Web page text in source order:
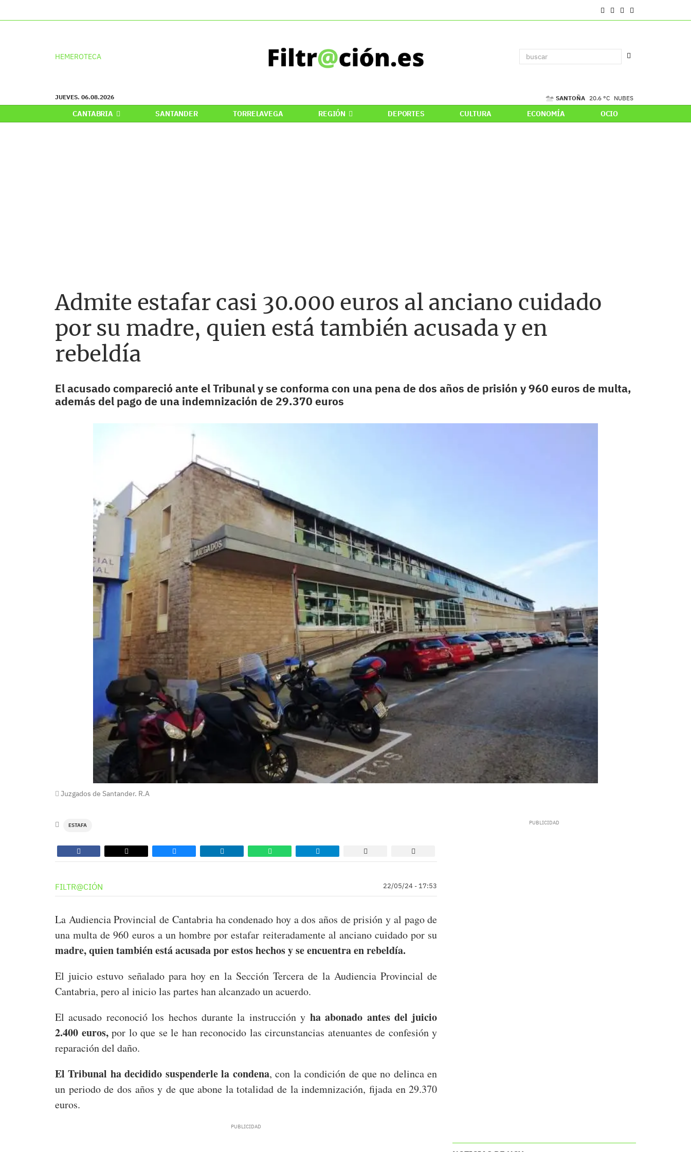
HEMEROTECA
JUEVES. 06.08.2026 SANTOÑA 20.6 °C NUBES
CANTABRIA SANTANDER TORRELAVEGA REGIÓN DEPORTES CULTURA ECONOMÍA OCIO
Admite estafar casi 30.000 euros al anciano cuidado
por su madre, quien está también acusada y en
rebeldía
El acusado compareció ante el Tribunal y se conforma con una pena de dos años de prisión y 960 euros de multa,
además del pago de una indemnización de 29.370 euros
Juzgados de Santander. R.A
ESTAFA
FILTR@CIÓN 22/05/24 - 17:53
La Audiencia Provincial de Cantabria ha condenado hoy a dos años de prisión y al pago de
una multa de 960 euros a un hombre por estafar reiteradamente al anciano cuidado por su
madre, quien también está acusada por estos hechos y se encuentra en rebeldía.
El juicio estuvo señalado para hoy en la Sección Tercera de la Audiencia Provincial de
Cantabria, pero al inicio las partes han alcanzado un acuerdo.
El acusado reconoció los hechos durante la instrucción y ha abonado antes del juicio
2.400 euros,por lo que se le han reconocido las circunstancias atenuantes de confesión y
reparación del daño.
El Tribunal ha decidido suspenderle la condena, con la condición de que no delinca en
un periodo de dos años y de que abone la totalidad de la indemnización, fijada en 29.370
euros.